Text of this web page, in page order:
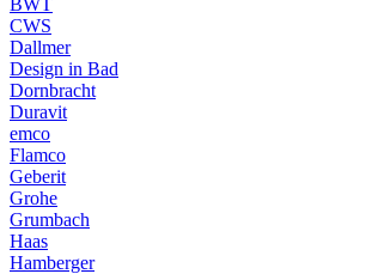
BWT
CWS
Dallmer
Design in Bad
Dornbracht
Duravit
emco
Flamco
Geberit
Grohe
Grumbach
Haas
Hamberger